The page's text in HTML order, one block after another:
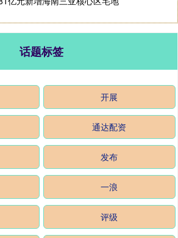
话题标签
开展
通达配资
发布
一浪
评级